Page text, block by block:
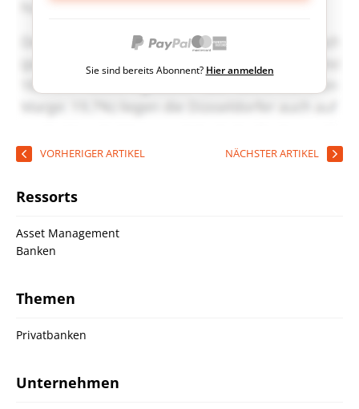
Sie sind bereits Abonnent? Hier anmelden
VORHERIGER ARTIKEL NÄCHSTER ARTIKEL
Ressorts
Asset Management
Banken
Themen
Privatbanken
Unternehmen